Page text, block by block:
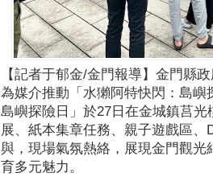
【記者于郁金/金門報導】金門縣
為媒介推動「水獺阿特快閃：島
島嶼探險日」於27日在金城鎮莒
展、紙本集章任務、親子遊戲區
與，現場氣氛熱絡，展現金門觀
育多元魅力。